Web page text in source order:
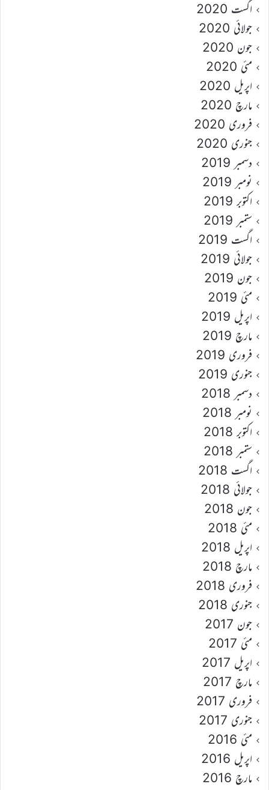
اگست 2020
جولائی 2020
جون 2020
مئی 2020
اپریل 2020
مارچ 2020
فروری 2020
جنوری 2020
دسمبر 2019
نومبر 2019
اکتوبر 2019
ستمبر 2019
اگست 2019
جولائی 2019
جون 2019
مئی 2019
اپریل 2019
مارچ 2019
فروری 2019
جنوری 2019
دسمبر 2018
نومبر 2018
اکتوبر 2018
ستمبر 2018
اگست 2018
جولائی 2018
جون 2018
مئی 2018
اپریل 2018
مارچ 2018
فروری 2018
جنوری 2018
جون 2017
مئی 2017
اپریل 2017
مارچ 2017
فروری 2017
جنوری 2017
مئی 2016
اپریل 2016
مارچ 2016